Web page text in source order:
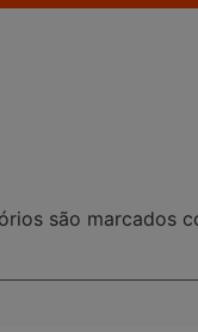
são marcados